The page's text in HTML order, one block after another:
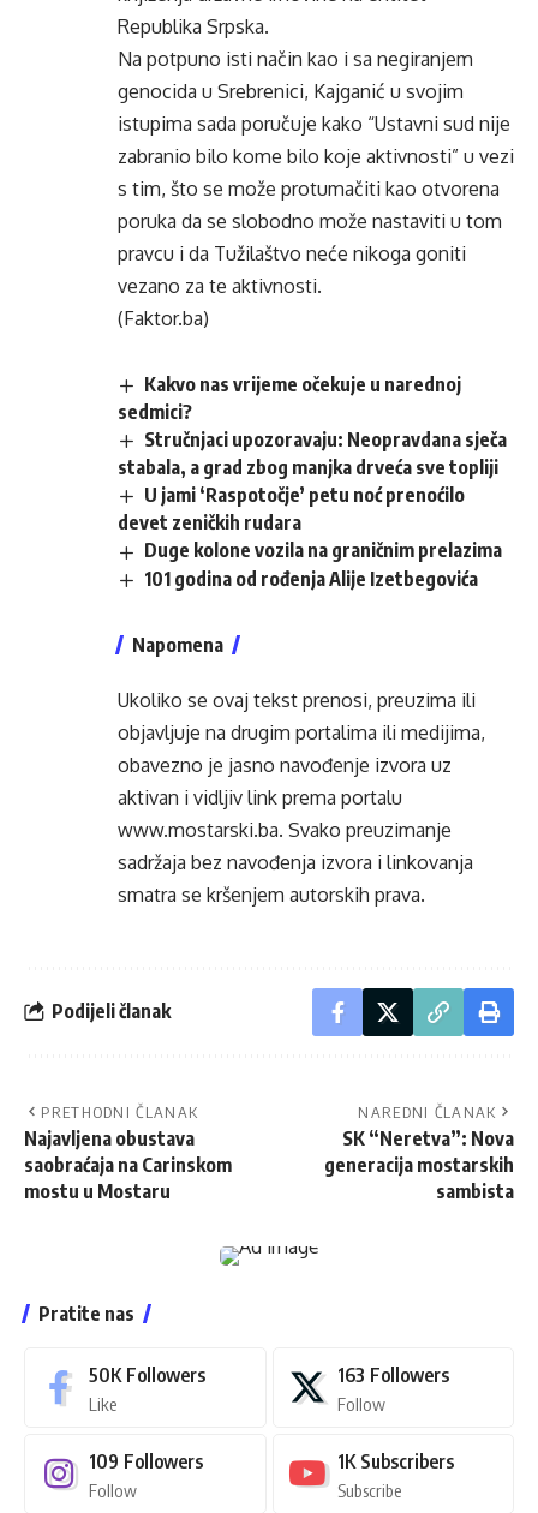
Republika Srpska.
Na potpuno isti način kao i sa negiranjem
genocida u Srebrenici, Kajganić u svojim
istupima sada poručuje kako “Ustavni sud nije
zabranio bilo kome bilo koje aktivnosti” u vezi
s tim, što se može protumačiti kao otvorena
poruka da se slobodno može nastaviti u tom
pravcu i da Tužilaštvo neće nikoga goniti
vezano za te aktivnosti.
(Faktor.ba)
Kakvo nas vrijeme očekuje u narednoj
sedmici?
Stručnjaci upozoravaju: Neopravdana sječa
stabala, a grad zbog manjka drveća sve topliji
U jami ‘Raspotočje’ petu noć prenoćilo
devet zeničkih rudara
Duge kolone vozila na graničnim prelazima
101 godina od rođenja Alije Izetbegovića
Napomena
Ukoliko se ovaj tekst prenosi, preuzima ili
objavljuje na drugim portalima ili medijima,
obavezno je jasno navođenje izvora uz
aktivan i vidljiv link prema portalu
www.mostarski.ba. Svako preuzimanje
sadržaja bez navođenja izvora i linkovanja
smatra se kršenjem autorskih prava.
Podijeli članak
PRETHODNI ČLANAK
Najavljena obustava
saobraćaja na Carinskom
mostu u Mostaru
NAREDNI ČLANAK
SK “Neretva”: Nova
generacija mostarskih
sambista
Pratite nas
50K Followers
Like
163 Followers
Follow
109 Followers
Follow
1K Subscribers
Subscribe